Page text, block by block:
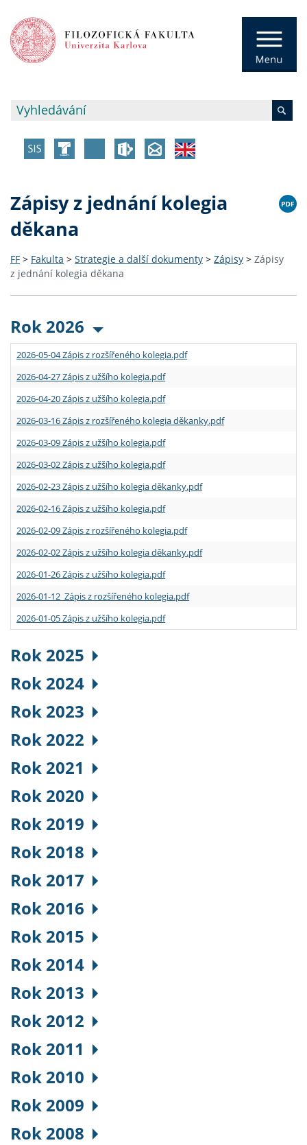
Zápisy z jednání kolegia
děkana
FF > Fakulta > Strategie a další dokumenty > Zápisy > Zápisy
z jednání kolegia děkana
Rok 2026
2026-05-04 Zápis z rozšířeného kolegia.pdf
2026-04-27 Zápis z užšího kolegia.pdf
2026-04-20 Zápis z užšího kolegia.pdf
2026-03-16 Zápis z rozšířeného kolegia děkanky.pdf
2026-03-09 Zápis z užšího kolegia.pdf
2026-03-02 Zápis z užšího kolegia.pdf
2026-02-23 Zápis z užšího kolegia děkanky.pdf
2026-02-16 Zápis z užšího kolegia.pdf
2026-02-09 Zápis z rozšířeného kolegia.pdf
2026-02-02 Zápis z užšího kolegia děkanky.pdf
2026-01-26 Zápis z užšího kolegia.pdf
2026-01-12 Zápis z rozšířeného kolegia.pdf
2026-01-05 Zápis z užšího kolegia.pdf
Rok 2025
Rok 2024
Rok 2023
Rok 2022
Rok 2021
Rok 2020
Rok 2019
Rok 2018
Rok 2017
Rok 2016
Rok 2015
Rok 2014
Rok 2013
Rok 2012
Rok 2011
Rok 2010
Rok 2009
Rok 2008